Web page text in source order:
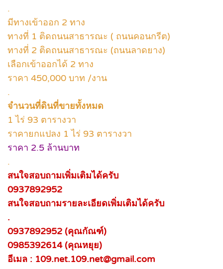
.
มีทางเข้าออก 2 ทาง
ทางที่ 1 ติดถนนสาธารณะ ( ถนนคอนกรีต)
ทางที่ 2 ติดถนนสาธารณะ (ถนนลาดยาง)
เลือกเข้าออกได้ 2 ทาง
ราคา 450,000 บาท /งาน
.
จำนวนที่ดินที่ขายทั้งหมด
1 ไร่ 93 ตารางวา
ราคายกแปลง 1 ไร่ 93 ตารางวา
ราคา 2.5 ล้านบาท
.
สนใจสอบถามเพิ่มเติมได้ครับ
0937892952
สนใจสอบถามรายละเอียดเพิ่มเติมได้ครับ
.
0937892952 (คุณกัณฑ์)
0985392614 (คุณหยุย)
อีเมล : 109.net.109.net@gmail.com